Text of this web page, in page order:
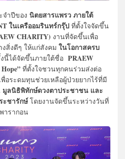
จำปีของ นิตยสารแพรว ภายใต้
ในเครืออมรินทร์กรุ๊ป ที่ตั้งใจจัดขึ้น
CHARITY) งานที่จัดขึ้นเพื่อ
สิ่งดีๆ ให้แก่สังคม ในโอกาสครบ
นี้ได้จัดขึ้นภายใต้ชื่อ PRAEW
ที่ตั้งใจชวนทุกคนร่วมส่งต่อ
อระดมทุนช่วยเหลือผู้ป่วยยากไร้ที่มี
มูลนิธิพิทักษ์ดวงตาประชาชน และ
ะชารักษ์โดยงานจัดขึ้นระหว่างวันที่
ารากอน